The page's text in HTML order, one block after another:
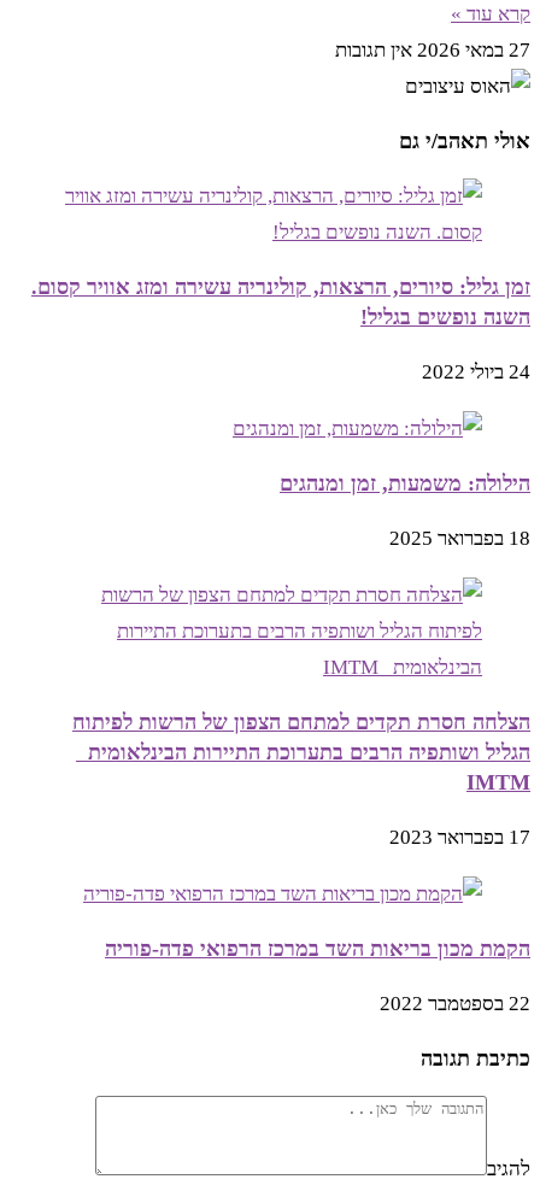
קרא עוד »
27 במאי 2026
אין תגובות
אולי תאהב/י גם
זמן גליל: סיורים, הרצאות, קולינריה עשירה ומזג אוויר קסום.
השנה נופשים בגליל!
24 ביולי 2022
הילולה: משמעות, זמן ומנהגים
18 בפברואר 2025
הצלחה חסרת תקדים למתחם הצפון של הרשות לפיתוח
הגליל ושותפיה הרבים בתערוכת התיירות הבינלאומית
IMTM
17 בפברואר 2023
הקמת מכון בריאות השד במרכז הרפואי פדה-פוריה
22 בספטמבר 2022
כתיבת תגובה
להגיב